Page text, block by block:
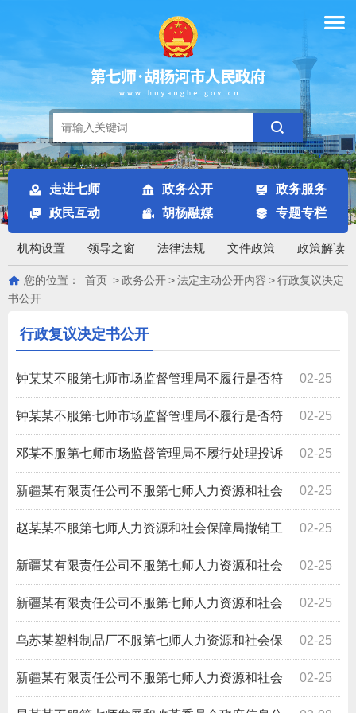
走进七师 政务公开
政务服务
政民互动
胡杨融媒 专题专栏
机构设置 领导之窗 法律法规 文件政策 政策解读
您的位置： 首页 >政务公开>法定主动公开内容 >行政复议决定
书公开
行政复议决定书公开
02-25
钟某某不服第七师市场监督管理局不履行是否符
合举报奖励条件告知法定职责（关于对某品牌全脂奶粉投
诉举报）
02-25
钟某某不服第七师市场监督管理局不履行是否符
合举报奖励条件告知法定职责（关于对某品牌老奶粉投诉
举报）
02-25
邓某不服第七师市场监督管理局不履行处理投诉
举报法定职责 02-25
新疆某有限责任公司不服第七师人力资源和社会
保障局对吴某某工伤认定 02-25
赵某某不服第七师人力资源和社会保障局撤销工
伤认定 02-25
新疆某有限责任公司不服第七师人力资源和社会
保障局对刘某某工伤认定 02-25
新疆某有限责任公司不服第七师人力资源和社会
保障局对周某某工伤认定 02-25
乌苏某塑料制品厂不服第七师人力资源和社会保
障局对寇某某工伤认定 02-25
新疆某有限责任公司不服第七师人力资源和社会